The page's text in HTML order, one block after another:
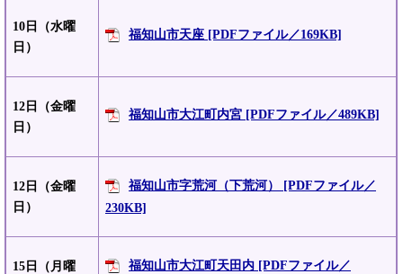
10日（水曜
日）
福知山市天座 [PDFファイル／169KB]
12日（金曜
日）
福知山市大江町内宮 [PDFファイル／489KB]
12日（金曜
日）
福知山市字荒河（下荒河） [PDFファイル／
230KB]
15日（月曜
福知山市大江町天田内 [PDFファイル／